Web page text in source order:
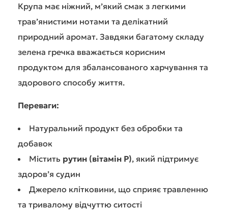
Крупа має ніжний, м’який смак з легкими
трав’янистими нотами та делікатний
природний аромат. Завдяки багатому складу
зелена гречка вважається корисним
продуктом для збалансованого харчування та
здорового способу життя.
Переваги:
Натуральний продукт без обробки та
добавок
Містить рутин (вітамін P), який підтримує
здоров’я судин
Джерело клітковини, що сприяє травленню
та тривалому відчуттю ситості